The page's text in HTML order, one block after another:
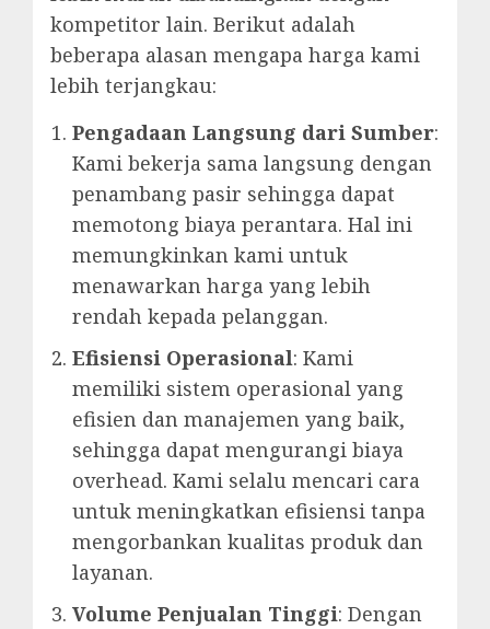
kompetitor lain. Berikut adalah
beberapa alasan mengapa harga kami
lebih terjangkau:
Pengadaan Langsung dari Sumber:
Kami bekerja sama langsung dengan
penambang pasir sehingga dapat
memotong biaya perantara. Hal ini
memungkinkan kami untuk
menawarkan harga yang lebih
rendah kepada pelanggan.
Efisiensi Operasional: Kami
memiliki sistem operasional yang
efisien dan manajemen yang baik,
sehingga dapat mengurangi biaya
overhead. Kami selalu mencari cara
untuk meningkatkan efisiensi tanpa
mengorbankan kualitas produk dan
layanan.
Volume Penjualan Tinggi: Dengan